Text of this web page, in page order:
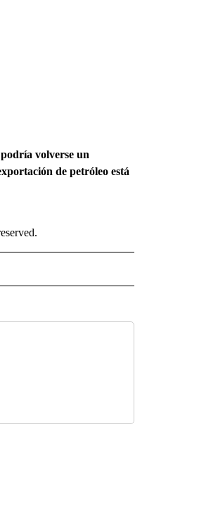
volverse un
de petróleo está
ABOUT NEW PAGES ON "CNN - SPANISH".